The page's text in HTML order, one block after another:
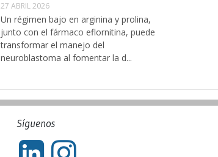
27 ABRIL 2026
Un régimen bajo en arginina y prolina,
junto con el fármaco eflornitina, puede
transformar el manejo del
neuroblastoma al fomentar la d...
Síguenos